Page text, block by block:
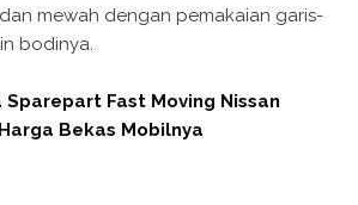
mewah dengan pemakaian garis-
bodinya.
Sparepart Fast Moving Nissan
Bekas Mobilnya